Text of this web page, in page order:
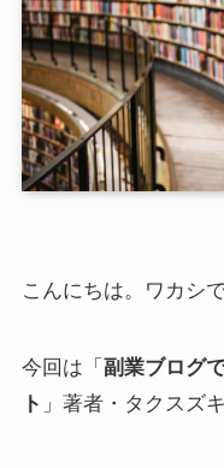
こんにちは。ワカシ
今回は「 副業ブログ
ト 」著者・タクスズ